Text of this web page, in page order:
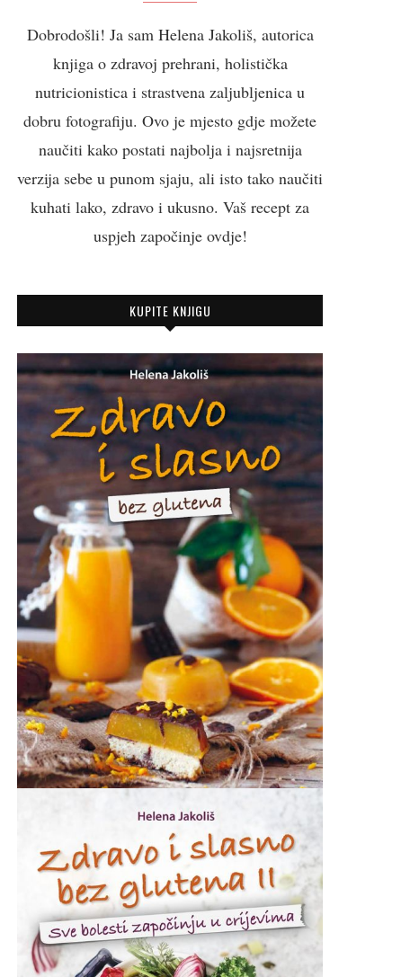
Dobrodošli! Ja sam Helena Jakoliš, autorica
knjiga o zdravoj prehrani, holistička
nutricionistica i strastvena zaljubljenica u
dobru fotografiju. Ovo je mjesto gdje možete
naučiti kako postati najbolja i najsretnija
verzija sebe u punom sjaju, ali isto tako naučiti
kuhati lako, zdravo i ukusno. Vaš recept za
uspjeh započinje ovdje!
KUPITE KNJIGU